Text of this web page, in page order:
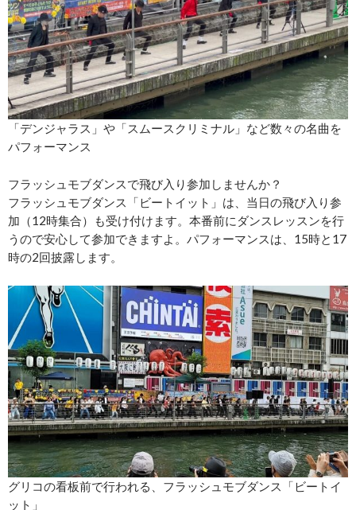
「デンジャラス」や「スムースクリミナル」など数々の名曲を
パフォーマンス
フラッシュモブダンスで飛び入り参加しませんか？
フラッシュモブダンス「ビートイット」は、当日の飛び入り参
加（12時集合）も受け付けます。本番前にダンスレッスンを行
うので安心して参加できますよ。パフォーマンスは、15時と17
時の2回披露します。
グリコの看板前で行われる、フラッシュモブダンス「ビートイ
ット」